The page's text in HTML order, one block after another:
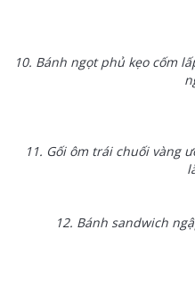
10. Bánh ngọt phủ kẹo cốm
11. Gối ôm trái chuối vàng
12. Bánh sandwich